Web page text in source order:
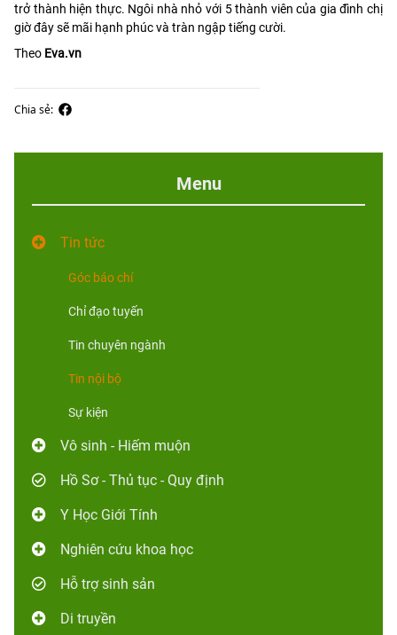
trở thành hiện thực. Ngôi nhà nhỏ với 5 thành viên của gia đình chị
giờ đây sẽ mãi hạnh phúc và tràn ngập tiếng cười.
Theo Eva.vn
Chia sẻ:
Menu
Tin tức
Góc báo chí
Chỉ đạo tuyến
Tin chuyên ngành
Tin nội bộ
Sự kiện
Vô sinh - Hiếm muộn
Hồ Sơ - Thủ tục - Quy định
Y Học Giới Tính
Nghiên cứu khoa học
Hỗ trợ sinh sản
Di truyền